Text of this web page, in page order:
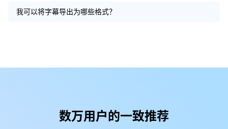
我可以将字幕导出为哪些格式？
数万用户的一致推荐